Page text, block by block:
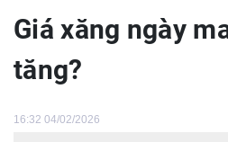
Giá xăng ngày
tăng?
16:32 04/02/2026